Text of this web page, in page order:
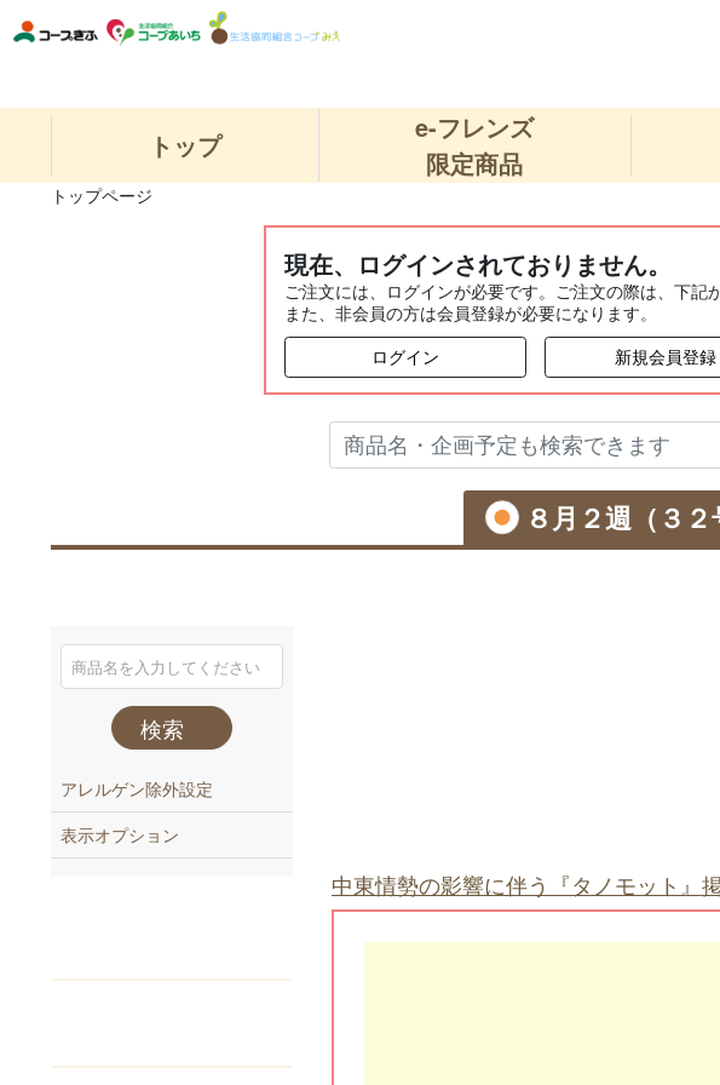
トップ
e-フレンズ
限定商品
トップページ
現在、ログインされておりません。
ご注文には、ログインが必要です。ご注文の際は、下記
また、非会員の方は会員登録が必要になります。
ログイン
新規会員登録
８月２週（３２
検索
アレルゲン除外設定
表示オプション
中東情勢の影響に伴う『タノモット』